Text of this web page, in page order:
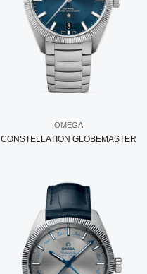
OMEGA
CONSTELLATION GLOBEMASTER